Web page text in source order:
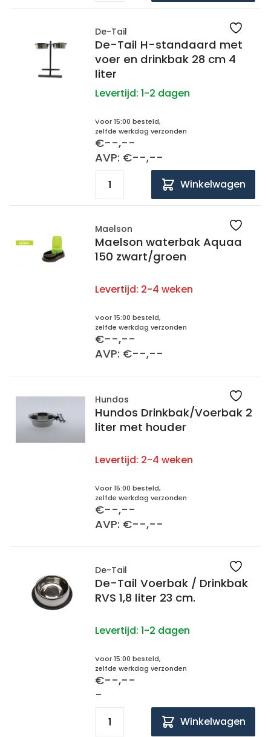
De-Tail
De-Tail H-standaard met
voer en drinkbak 28 cm 4
liter
Levertijd: 1-2 dagen
Voor 15:00 besteld,
zelfde werkdag verzonden
€--,--
AVP: €--,--
Winkelwagen
Maelson
Maelson waterbak Aquaa
150 zwart/groen
Levertijd: 2-4 weken
Voor 15:00 besteld,
zelfde werkdag verzonden
€--,--
AVP: €--,--
Hundos
Hundos Drinkbak/Voerbak 2
liter met houder
Levertijd: 2-4 weken
Voor 15:00 besteld,
zelfde werkdag verzonden
€--,--
AVP: €--,--
De-Tail
De-Tail Voerbak / Drinkbak
RVS 1,8 liter 23 cm.
Levertijd: 1-2 dagen
Voor 15:00 besteld,
zelfde werkdag verzonden
€--,--
-
Winkelwagen